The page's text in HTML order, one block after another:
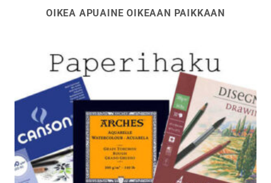
OIKEA APUAINE OIKEAAN PAIKKAAN